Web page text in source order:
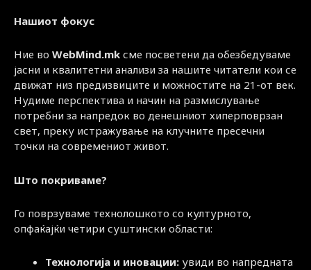
Нашиот фокус
Ние во WebMind.mk сме посветени да обезбедуваме
јасни и квалитетни анализи за нашите читатели кои се
движат низ предизвиците и можностите на 21-от век.
Нудиме перспектива и начин на размислување
потребни за напредок во денешниот хиперповрзан
свет, преку истражување на клучните пресечни
точки на современиот живот.
Што покриваме?
Го поврзуваме технолошкото со културното,
опфаќајќи четири суштински области:
Технологија и иновации: увиди во напредната